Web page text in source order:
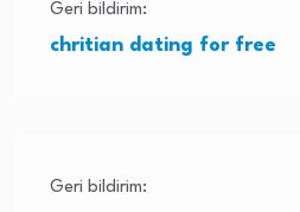
Geri bildirim:
chritian dating for free
Geri bildirim: